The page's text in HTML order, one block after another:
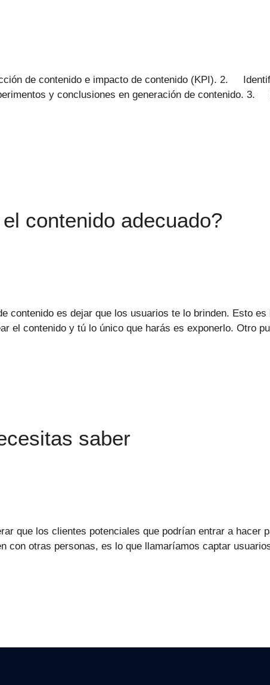
de contenido e impacto de contenido (KPI). 2.
y conclusiones en generación de contenido. 3.
contenido adecuado?
contenido es dejar que los usuarios te lo brinden. Esto
el contenido y tú lo único que harás es exponerlo. Otro
saber
que los clientes potenciales que podrían entrar a hacer
con otras personas, es lo que llamaríamos captar